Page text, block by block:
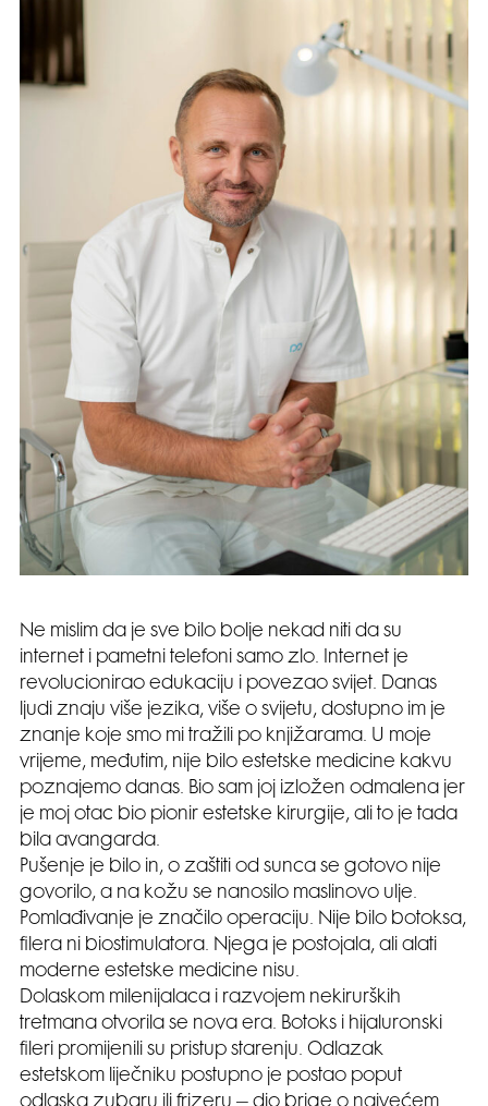
Ne mislim da je sve bilo bolje nekad niti da su
internet i pametni telefoni samo zlo. Internet je
revolucionirao edukaciju i povezao svijet. Danas
ljudi znaju više jezika, više o svijetu, dostupno im je
znanje koje smo mi tražili po knjižarama. U moje
vrijeme, međutim, nije bilo estetske medicine kakvu
poznajemo danas. Bio sam joj izložen odmalena jer
je moj otac bio pionir estetske kirurgije, ali to je tada
bila avangarda.
Pušenje je bilo in, o zaštiti od sunca se gotovo nije
govorilo, a na kožu se nanosilo maslinovo ulje.
Pomlađivanje je značilo operaciju. Nije bilo botoksa,
filera ni biostimulatora. Njega je postojala, ali alati
moderne estetske medicine nisu.
Dolaskom milenijalaca i razvojem nekirurških
tretmana otvorila se nova era. Botoks i hijaluronski
fileri promijenili su pristup starenju. Odlazak
estetskom liječniku postupno je postao poput